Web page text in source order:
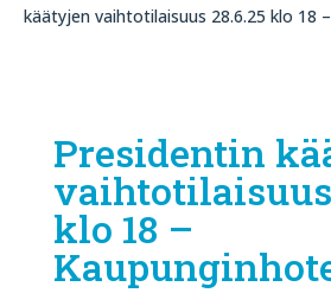
käätyjen vaihtotilaisuus 28.6.25 klo 18
Presidentin
vaihtotilaisuus
klo 18 –